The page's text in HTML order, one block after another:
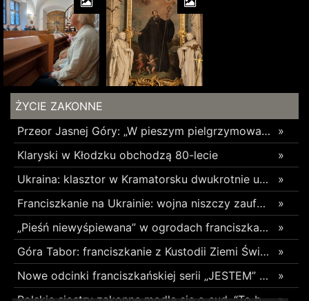
ŻYCIE ZAKONNE
»
Przeor Jasnej Góry: „W pieszym pielgrzymowaniu jest coś niezwykłego”
»
Klaryski w Kłodzku obchodzą 80-lecie
»
Ukraina: klasztor w Kramatorsku dwukrotnie uszkodzony w ciągu trzech tygodni
»
Franciszkanie na Ukrainie: wojna niszczy zaufanie
»
„Pieśń niewyśpiewana” w ogrodach franciszkańskich w Radomsku
»
Góra Tabor: franciszkanie z Kustodii Ziemi Świętej świętowali Przemienienie Pańskie
»
Nowe odcinki franciszkańskiej serii „JESTEM” z poruszającym świadectwami o błogosławionych z Pariacoto w 35. rocznicę ich męczeńskiej śmierci